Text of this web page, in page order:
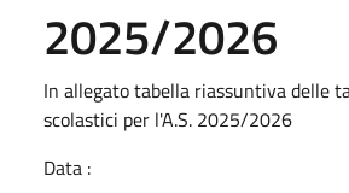
2025/2026
In allegato tabella riassuntiva delle
scolastici per l'A.S. 2025/2026
Data :